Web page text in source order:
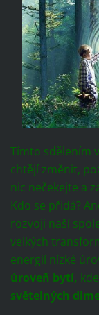
Tímto sdělením
chtějí změnit,
nic nečekejte a
Kdo se přidá?
rozvoji naší
velkých
energií nízké
úroveň bytí,
světelných